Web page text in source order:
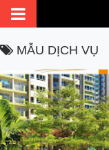
MẪU DỊCH VỤ